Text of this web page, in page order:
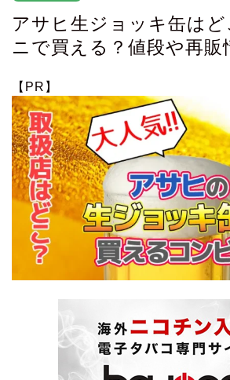
アサヒ生ジョッキ缶は
ニで買える？値段や再販
【PR】